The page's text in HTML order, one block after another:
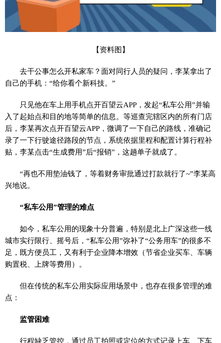
【资料图】
去干公事怎么开私家车？面对同行人员的疑问，李某拿出了
自己的手机：“给你看个新科技。”
只见他在车上用手机点开百望云APP，发起“私车公用”并输
入了起始点和目的地等简单的信息。等巡查完辖区内的所有门店
后，李某再次点开百望云APP，微调了一下自己的路线，准确记
录了一下行驶途径路段的节点，系统依据里程和配置计算行程补
贴，李某点击“生成费用”后“报销”，这趟单子就成了。
“再也不用垫油钱了，等着财务审批通过打款就行了~”李某高
兴地说。
“私车公用”管理的难点
如今，私车公用的现象十分普遍，特别是北上广深这些一线
城市实行限行、摇号后，“私车公用”弥补了“公务用车”的很多不
足，既方便员工，又有利于企业降本增效（节省企业买车、车辆
购置税、上牌等费用）。
但在传统的私车公用实际应用场景中，也存在很多管理的难
点：
监管困难
行程缺乏管控，通过员工拍照或定位的方式记录上车、下车